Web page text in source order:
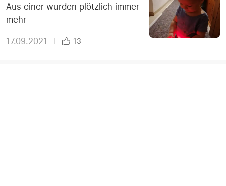
Aus einer wurden plötzlich immer
mehr
17.09.2021 13